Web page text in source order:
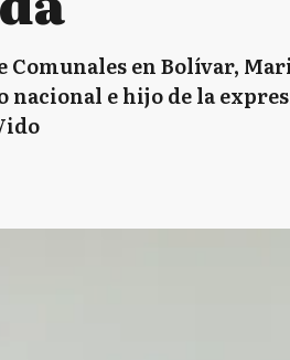
Comunales en Bolívar,
nacional e hijo de la